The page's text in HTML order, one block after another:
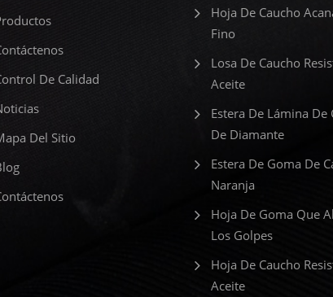
De Calidad
Del Sitio
Hoja De Caucho
Fino
Losa De Caucho
Aceite
Estera De Lámina De
De Diamante
Estera De Goma De
Naranja
Hoja De Goma Que
Los Golpes
Hoja De Caucho
Aceite